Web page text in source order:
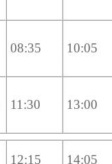
08:35 10:05
11:30 13:00
12:15 14:05